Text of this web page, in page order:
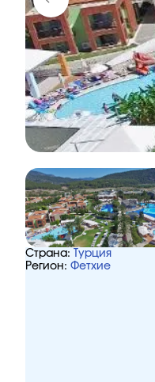
Страна:
Турция
Регион: Фетхие